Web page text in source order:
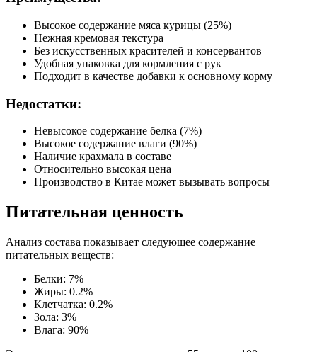
Высокое содержание мяса курицы (25%)
Нежная кремовая текстура
Без искусственных красителей и консервантов
Удобная упаковка для кормления с рук
Подходит в качестве добавки к основному корму
Недостатки:
Невысокое содержание белка (7%)
Высокое содержание влаги (90%)
Наличие крахмала в составе
Относительно высокая цена
Производство в Китае может вызывать вопросы
Питательная ценность
Анализ состава показывает следующее содержание
питательных веществ:
Белки: 7%
Жиры: 0.2%
Клетчатка: 0.2%
Зола: 3%
Влага: 90%